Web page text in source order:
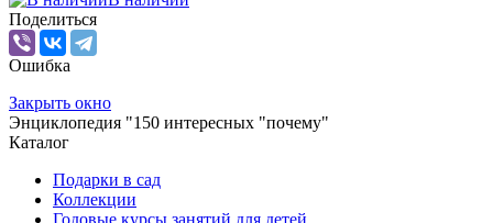
Поделиться
Ошибка
Закрыть окно
Энциклопедия "150 интересных "почему"
Каталог
Подарки в сад
Коллекции
Годовые курсы занятий для детей